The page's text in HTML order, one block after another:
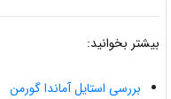
بیشتر بخوانید:
بررسی استایل آماندا گورمن